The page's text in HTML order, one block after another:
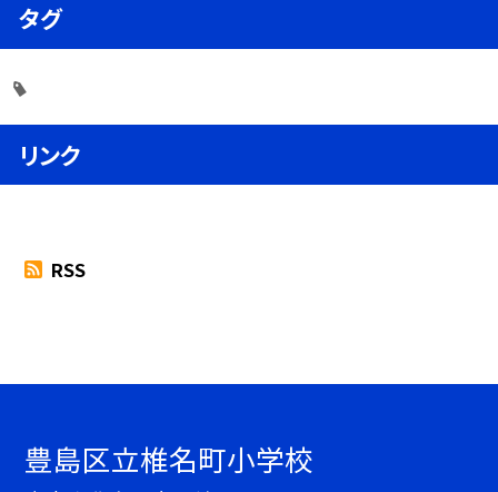
タグ
リンク
RSS
豊島区立椎名町小学校